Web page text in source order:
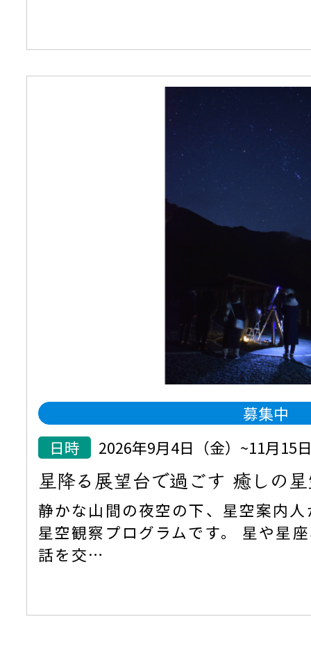
募集中
日時
2026年9月4日（金）~11月15
星降る展望台で過ごす 癒しの
静かな山間の夜空の下、星空案内
星空観察プログラムです。 星や星
話を交…